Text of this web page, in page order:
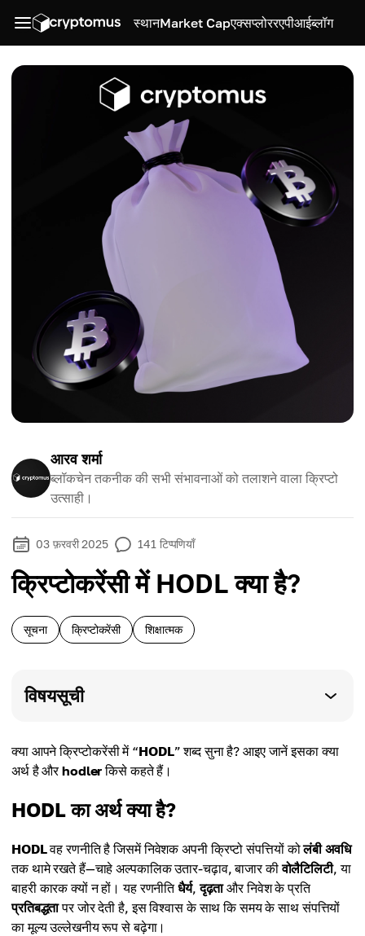
स्थानMarket Capएक्सप्लोररएपीआईब्लॉग
आरव शर्मा
ब्लॉकचेन तकनीक की सभी संभावनाओं को तलाशने वाला क्रिप्टो
उत्साही।
03 फ़रवरी 2025 141 टिप्पणियाँ
क्रिप्टोकरेंसी में HODL क्या है?
सूचना क्रिप्टोकरेंसी शिक्षात्मक
विषयसूची
क्या आपने क्रिप्टोकरेंसी में “HODL” शब्द सुना है? आइए जानें इसका क्या
अर्थ है औरhodlerकिसे कहते हैं।
HODL का अर्थ क्या है?
HODLवह रणनीति है जिसमें निवेशक अपनी क्रिप्टो संपत्तियों कोलंबी अवधि
तक थामे रखते हैं—चाहे अल्पकालिक उतार-चढ़ाव, बाजार कीवोलैटिलिटी, या
बाहरी कारक क्यों न हों। यह रणनीतिधैर्य,दृढ़ताऔर निवेश के प्रति
प्रतिबद्धतापर जोर देती है, इस विश्वास के साथ कि समय के साथ संपत्तियों
का मूल्य उल्लेखनीय रूप से बढ़ेगा।